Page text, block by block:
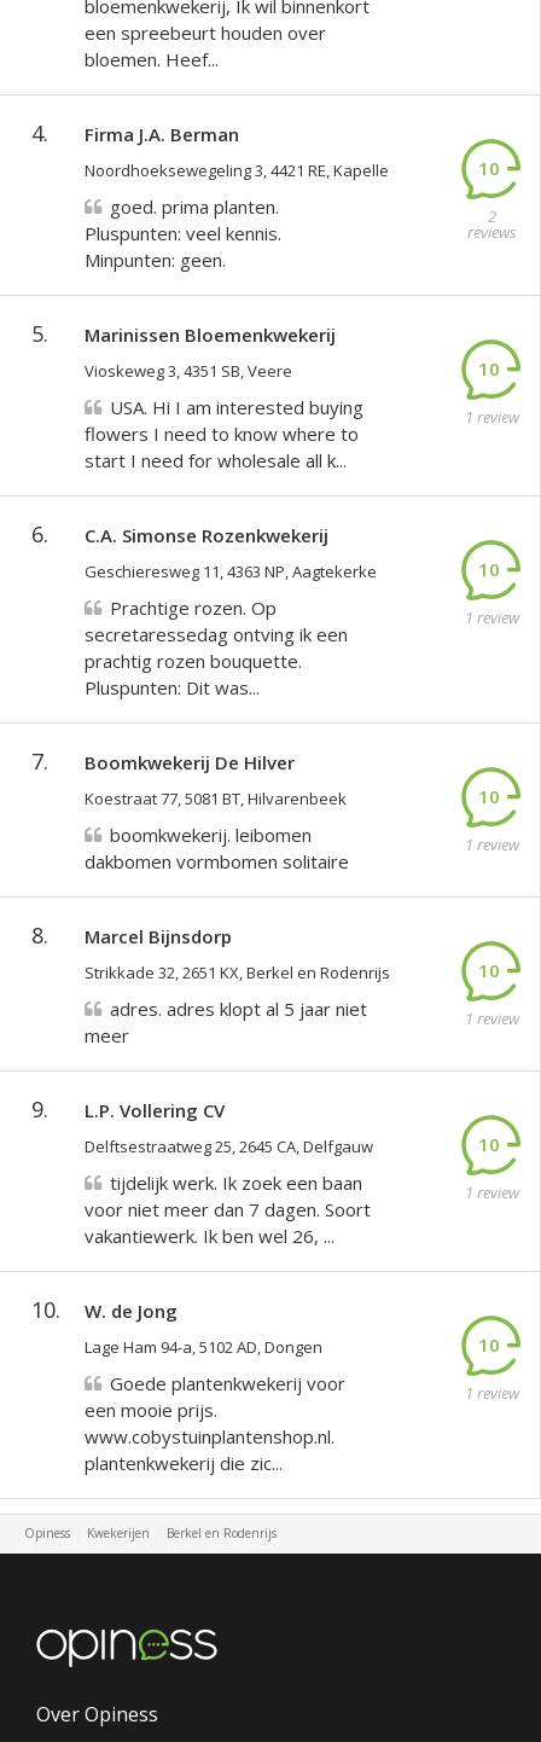
bloemenkwekerij, Ik wil binnenkort
een spreebeurt houden over
bloemen. Heef...
4. Firma J.A. Berman
Noordhoeksewegeling 3, 4421 RE, Kapelle 10
2
reviews
goed. prima planten.
Pluspunten: veel kennis.
Minpunten: geen.
5. Marinissen Bloemenkwekerij
Vioskeweg 3, 4351 SB, Veere 10
1 review
USA. Hi I am interested buying
flowers I need to know where to
start I need for wholesale all k...
6. C.A. Simonse Rozenkwekerij
Geschieresweg 11, 4363 NP, Aagtekerke 10
1 review
Prachtige rozen. Op
secretaressedag ontving ik een
prachtig rozen bouquette.
Pluspunten: Dit was...
7. Boomkwekerij De Hilver
Koestraat 77, 5081 BT, Hilvarenbeek 10
1 review
boomkwekerij. leibomen
dakbomen vormbomen solitaire
8. Marcel Bijnsdorp
Strikkade 32, 2651 KX, Berkel en Rodenrijs 10
1 review
adres. adres klopt al 5 jaar niet
meer
9. L.P. Vollering CV
Delftsestraatweg 25, 2645 CA, Delfgauw 10
1 review
tijdelijk werk. Ik zoek een baan
voor niet meer dan 7 dagen. Soort
vakantiewerk. Ik ben wel 26, ...
10. W. de Jong
Lage Ham 94-a, 5102 AD, Dongen 10
1 review
Goede plantenkwekerij voor
een mooie prijs.
www.cobystuinplantenshop.nl.
plantenkwekerij die zic...
Opiness Kwekerijen Berkel en Rodenrijs
Over Opiness